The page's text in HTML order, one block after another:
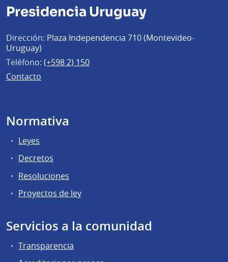
Presidencia Uruguay
Dirección: Plaza Independencia 710 (Montevideo-
Uruguay)
Teléfono: (+598 2) 150
Contacto
Normativa
Leyes
Decretos
Resoluciones
Proyectos de ley
Servicios a la comunidad
Transparencia